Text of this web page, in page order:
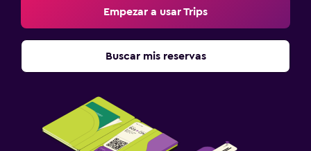
Minigolf
Ideal para familias
Gimnasio
Empezar a usar Trips
Buscar mis reservas